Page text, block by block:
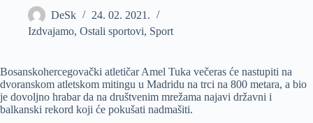
DeSk
24. 02. 2021.
Izdvajamo, Ostali sportovi, Sport
Bosanskohercegovački atletičar Amel Tuka večeras će nastupiti na
dvoranskom atletskom mitingu u Madridu na trci na 800 metara, a bio
je dovoljno hrabar da na društvenim mrežama najavi državni i
balkanski rekord koji će pokušati nadmašiti.